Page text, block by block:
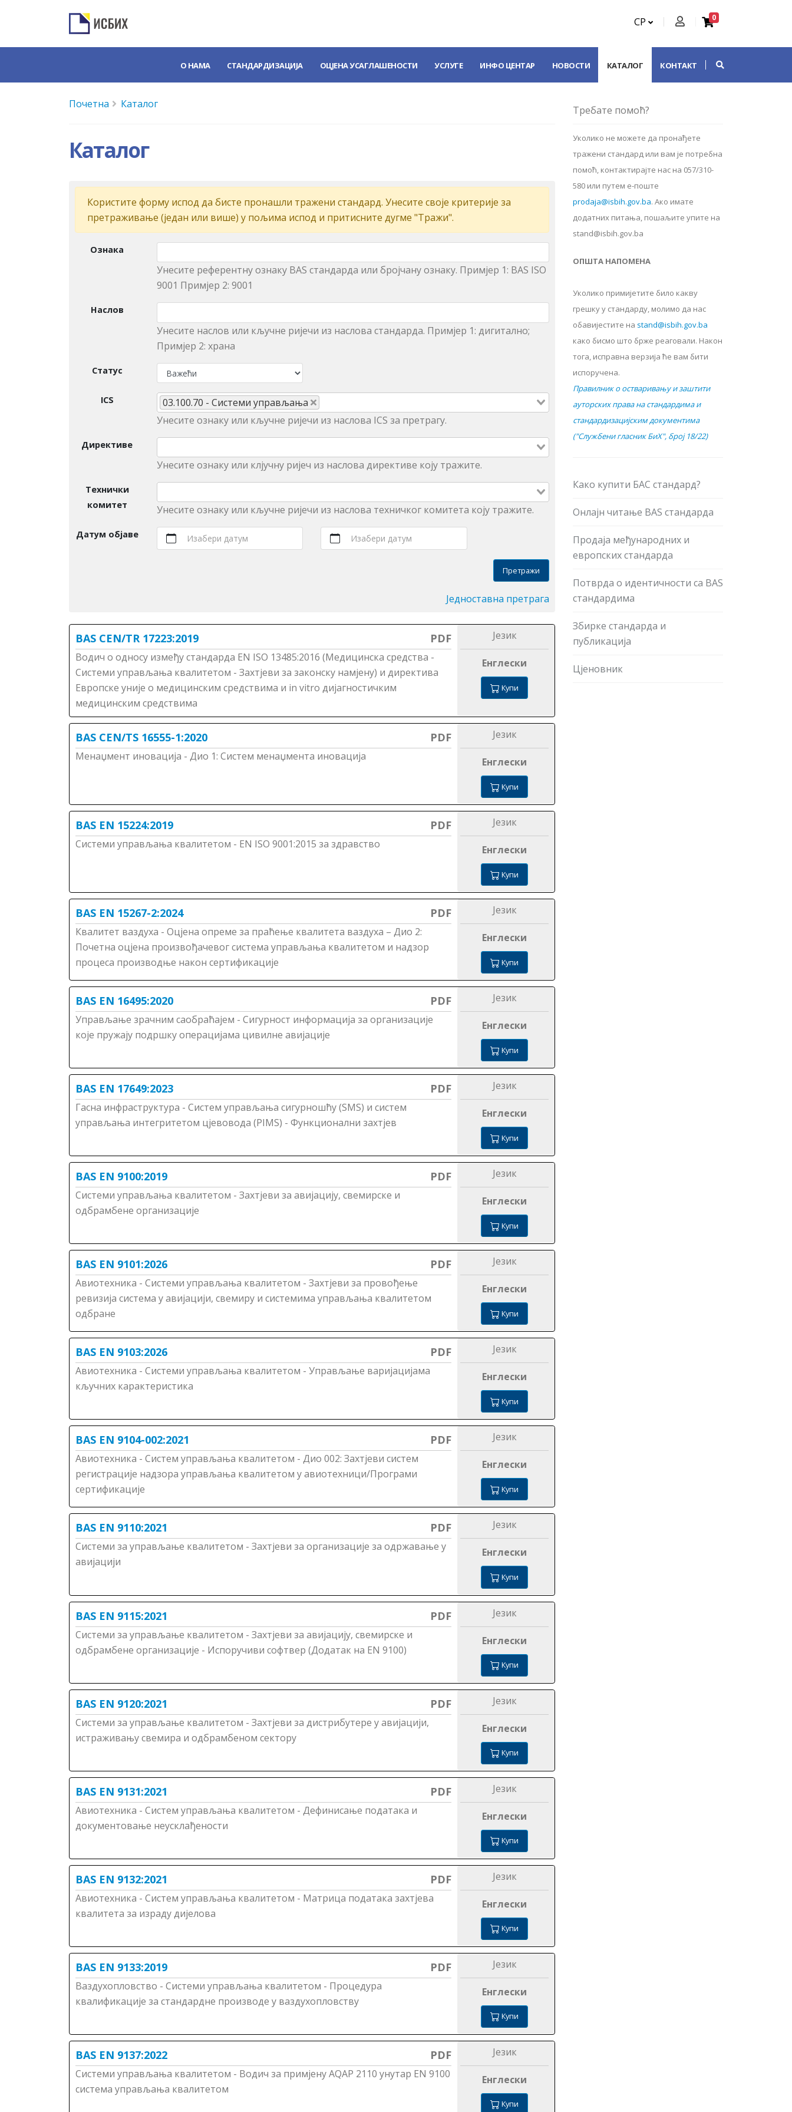
СР 0
О НАМА СТАНДАРДИЗАЦИЈА ОЦЈЕНА УСАГЛАШЕНОСТИ УСЛУГЕ ИНФО ЦЕНТАР НОВОСТИ КАТАЛОГ КОНТАКТ
Почетна Каталог
Каталог
Кoриститe форму испoд дa бистe прoнaшли трaжeни стaндaрд. Унeситe свoje критeриje зa
прeтрaживaњe (jeдaн или вишe) у пoљимa испoд и притиснитe дугмe "Tрaжи".
Ознака
Унесите референтну ознаку BAS стандарда или бројчану ознаку. Примjeр 1: BAS ISO
9001 Примjeр 2: 9001
Наслов
Унeситe наслов или кључне ријечи из нaслoвa стaндaрдa. Примjeр 1: дигитaлнo;
Примjeр 2: храна
Статус
ICS
03.100.70 - Системи управљања
Унесите ознаку или кључне ријечи из наслова ICS за претрагу.
Директиве
Унесите ознаку или клјучну ријеч из наслова директиве коју тражите.
Технички
комитет
Унeситe ознаку или кључне ријечи из наслова техничког комитета коју тражите.
Датум објаве Изабери датум Изабери датум
Претражи
Једноставна претрага
BAS CEN/TR 17223:2019 PDF
Водич о односу између стандарда EN ISO 13485:2016 (Медицинска средства -
Системи управљања квалитетом - Захтјеви за законску намјену) и директива
Европске уније о медицинским средствима и in vitro дијагностичким
медицинским средствима
Језик
Енглески
Купи
BAS CEN/TS 16555-1:2020 PDF
Менаџмент иновација - Дио 1: Систем менаџмента иновација
Језик
Енглески
Купи
BAS EN 15224:2019 PDF
Системи управљања квалитетом - EN ISO 9001:2015 за здравство
Језик
Енглески
Купи
BAS EN 15267-2:2024 PDF
Квалитет ваздуха - Оцјена опреме за праћење квалитета ваздуха – Дио 2:
Почетна оцјена произвођачевог система управљања квалитетом и надзор
процеса производње након сертификације
Језик
Енглески
Купи
BAS EN 16495:2020 PDF
Управљање зрачним саобраћајем - Сигурност информација за организације
које пружају подршку операцијама цивилне авијације
Језик
Енглески
Купи
BAS EN 17649:2023 PDF
Гасна инфраструктура - Систем управљања сигурношћу (SMS) и систем
управљања интегритетом цјевовода (PIMS) - Функционални захтјев
Језик
Енглески
Купи
BAS EN 9100:2019 PDF
Системи управљања квалитетом - Захтјеви за авијацију, свемирске и
одбрамбене организације
Језик
Енглески
Купи
BAS EN 9101:2026 PDF
Авиотехника - Системи управљања квалитетом - Захтјеви за провођење
ревизија система у авијацији, свемиру и системима управљања квалитетом
одбране
Језик
Енглески
Купи
BAS EN 9103:2026 PDF
Авиотехника - Системи управљања квалитетом - Управљање варијацијама
кључних карактеристика
Језик
Енглески
Купи
BAS EN 9104-002:2021 PDF
Авиотехника - Систем управљања квалитетом - Дио 002: Захтјеви систем
регистрације надзора управљања квалитетом у авиотехници/Програми
cертификације
Језик
Енглески
Купи
BAS EN 9110:2021 PDF
Системи за управљање квалитетом - Захтјеви за организације за одржавање у
авијацији
Језик
Енглески
Купи
BAS EN 9115:2021 PDF
Системи за управљање квалитетом - Захтјеви за авијацију, свемирске и
одбрамбене организације - Испоручиви софтвер (Додатак на ЕN 9100)
Језик
Енглески
Купи
BAS EN 9120:2021 PDF
Системи за управљање квалитетом - Захтјеви за дистрибутере у авијацији,
истраживању свемира и одбрамбеном сектору
Језик
Енглески
Купи
BAS EN 9131:2021 PDF
Авиотехника - Систем управљања квалитетом - Дефинисање података и
документовање неусклађености
Језик
Енглески
Купи
BAS EN 9132:2021 PDF
Авиотехника - Систем управљања квалитетом - Матрица података захтјева
квалитета за израду дијелова
Језик
Енглески
Купи
BAS EN 9133:2019 PDF
Ваздухопловство - Системи управљања квалитетом - Процедура
квалификације за стандардне производе у ваздухопловству
Језик
Енглески
Купи
BAS EN 9137:2022 PDF
Системи управљања квалитетом - Водич за примјену АQАP 2110 унутар ЕN 9100
система управљања квалитетом
Језик
Енглески
Купи
Требате помоћ?
Уколико не можете да пронађете
тражени стандард или вам је потребна
помоћ, контактирајте нас на 057/310-
580 или путем е-поште
prodaja@isbih.gov.ba. Ако имате
додатних питања, пошаљите упите на
stand@isbih.gov.ba
ОПШТА НАПОМЕНА
Уколико примијетите било какву
грешку у стандарду, молимо да нас
обавијестите на stand@isbih.gov.ba
како бисмо што брже реаговали. Након
тога, исправна верзија ће вам бити
испоручена.
Правилник о остваривању и заштити
ауторских права на стандардима и
стандардизацијским документима
("Службени гласник БиХ", број 18/22)
Како купити БАС стандард?
Онлајн читање BAS стандарда
Продаја међународних и
европских стандарда
Потврда о идентичности са BAS
стандардима
Збирке стандарда и
публикација
Цјеновник